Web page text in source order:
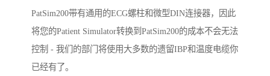
PatSim200带有通用的ECG螺柱和微型DIN连接器，因此
将您的Patient Simulator转换到PatSim200的成本不会无法
控制 - 我们的部门将使用大多数的遗留IBP和温度电缆你
已经有了。